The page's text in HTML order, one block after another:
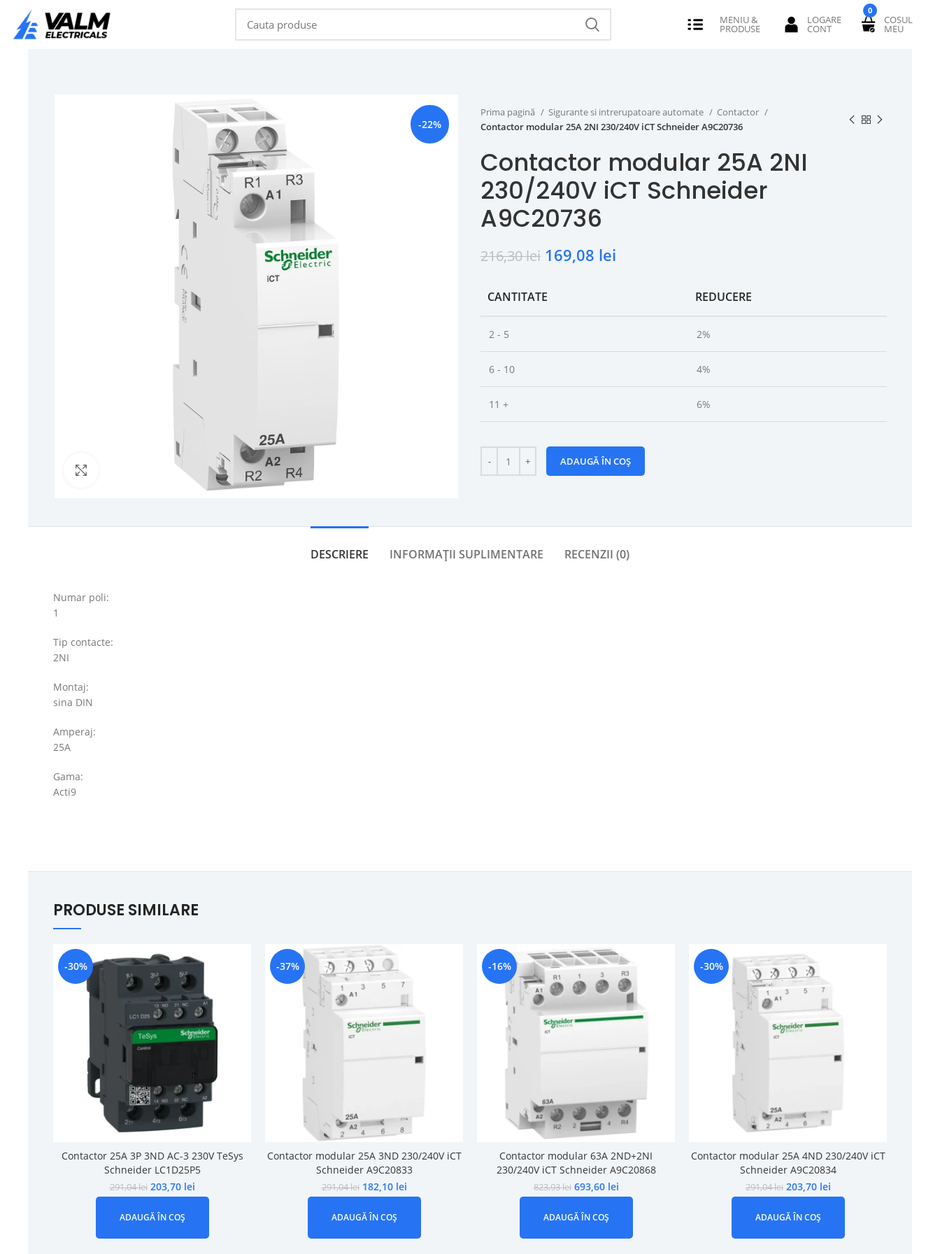
0
-22%
Prima pagină Sigurante si intrerupatoare automate
Contactor
Contactor modular 25A 2NI 230/240V iCT Schneider A9C20736
Contactor modular 25A 2NI
230/240V iCT Schneider
A9C20736
216,30lei 169,08 lei
CANTITATE REDUCERE
2 - 5 2%
6 - 10 4%
11 + 6%
ADAUGĂ ÎN COȘ
DESCRIERE INFORMAȚII SUPLIMENTARE RECENZII (0)
Numar poli:
1
Tip contacte:
2NI
Montaj:
sina DIN
Amperaj:
25A
Gama:
Acti9
PRODUSE SIMILARE
-30%
Contactor 25A 3P 3ND AC-3 230V TeSys
Schneider LC1D25P5
291,04lei 203,70 lei
ADAUGĂ ÎN COȘ
-37%
Contactor modular 25A 3ND 230/240V iCT
Schneider A9C20833
291,04lei 182,10 lei
ADAUGĂ ÎN COȘ
-16%
Contactor modular 63A 2ND+2NI
230/240V iCT Schneider A9C20868
823,93lei 693,60 lei
ADAUGĂ ÎN COȘ
-30%
Contactor modular 25A 4ND 230/240V iCT
Schneider A9C20834
291,04lei 203,70 lei
ADAUGĂ ÎN COȘ